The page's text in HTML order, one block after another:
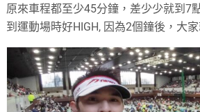
原來車程都至少45分鐘，差少少就到7
到運動場時好HIGH, 因為2個鐘後，大